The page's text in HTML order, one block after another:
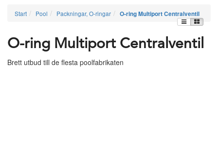
Start Pool Packningar, O-ringar O-ring Multiport Centralventil
O-ring Multiport Centralventil
Brett utbud till de flesta poolfabrikaten